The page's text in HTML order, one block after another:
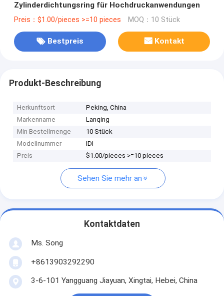
Zylinderdichtungsring für Hochdruckanwendungen
Preis：$1.00/pieces >=10 pieces MOQ：10 Stück
Bestpreis Kontakt
Produkt-Beschreibung
Herkunftsort
Peking, China
Markenname
Lanqing
Min Bestellmenge
10 Stück
Modellnummer
IDI
Preis
$1.00/pieces >=10 pieces
Sehen Sie mehr an
Kontaktdaten
Ms. Song
+8613903292290
3-6-101 Yangguang Jiayuan, Xingtai, Hebei, China